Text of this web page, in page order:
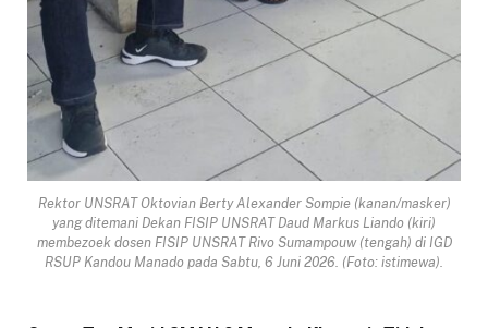
Rektor UNSRAT Oktovian Berty Alexander Sompie (kanan/masker)
yang ditemani Dekan FISIP UNSRAT Daud Markus Liando (kiri)
membezoek dosen FISIP UNSRAT Rivo Sumampouw (tengah) di IGD
RSUP Kandou Manado pada Sabtu, 6 Juni 2026. (Foto: istimewa).